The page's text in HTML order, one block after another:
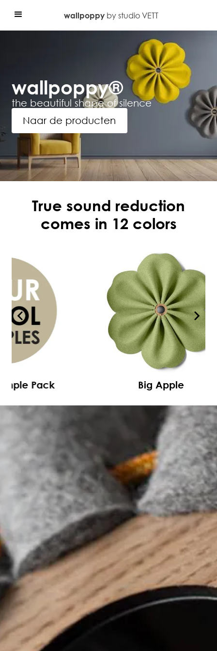
wallpoppyby studio VETT
wallpoppy®
the beautiful shape of silence
Naar de producten
True sound reduction
comes in 12 colors